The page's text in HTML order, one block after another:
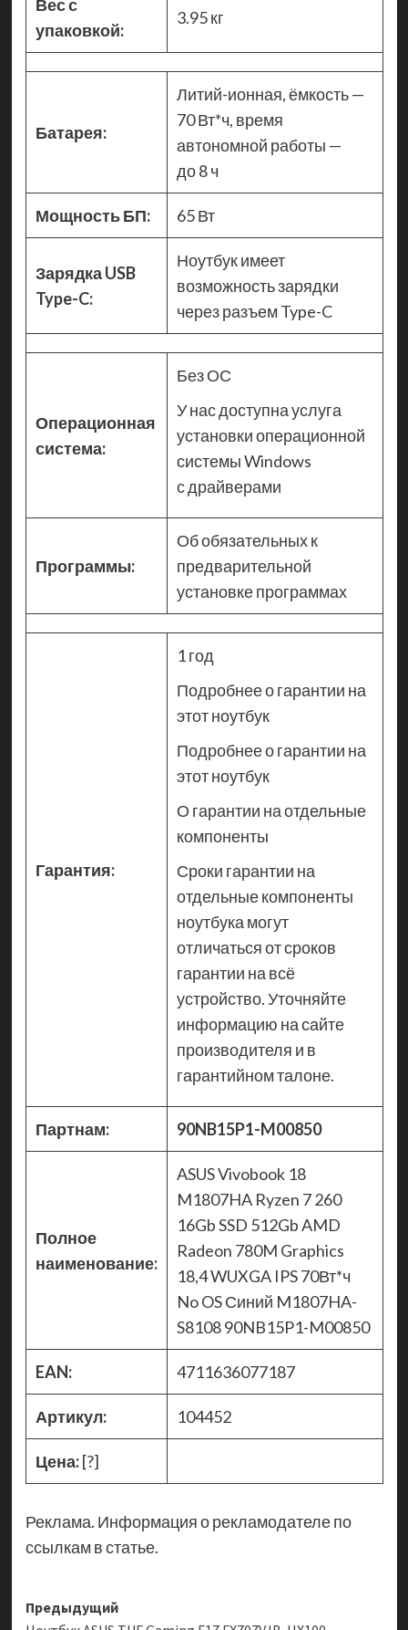
Вес с
упаковкой:
3.95 кг
Батарея:
Литий-ионная, ёмкость —
70 Вт*ч, время
автономной работы —
до 8 ч
Мощность БП: 65 Вт
Зарядка USB
Type-C:
Ноутбук имеет
возможность зарядки
через разъем Type-C
Операционная
система:
Без ОС
У нас доступна услуга
установки операционной
системы Windows
с драйверами
Программы:
Об обязательных к
предварительной
установке программах
Гарантия:
1 год
Подробнее о гарантии на
этот ноутбук
Подробнее о гарантии на
этот ноутбук
О гарантии на отдельные
компоненты
Сроки гарантии на
отдельные компоненты
ноутбука могут
отличаться от сроков
гарантии на всё
устройство. Уточняйте
информацию на сайте
производителя и в
гарантийном талоне.
Партнам: 90NB15P1-M00850
Полное
наименование:
ASUS Vivobook 18
M1807HA Ryzen 7 260
16Gb SSD 512Gb AMD
Radeon 780M Graphics
18,4 WUXGA IPS 70Вт*ч
No OS Синий M1807HA-
S8108 90NB15P1-M00850
EAN: 4711636077187
Артикул: 104452
Цена:[?]
Реклама. Информация о рекламодателе по
ссылкам в статье.
Навигация
Предыдущий